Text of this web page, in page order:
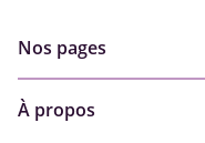
Nos pages
À propos